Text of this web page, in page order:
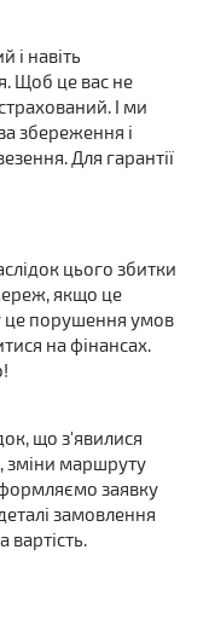
навіть
Щоб це вас не
І ми
збереження і
Для гарантії
цього збитки
якщо це
це порушення умов
на фінансах.
що з'явилися
зміни маршруту
заявку
замовлення
вартість.